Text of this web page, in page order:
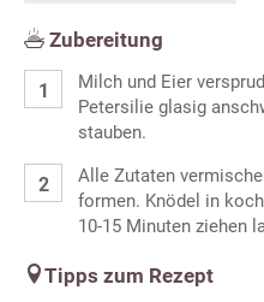
Zubereitung
Milch und Eier
Petersilie glasig
stauben.
Alle Zutaten
formen. Knödel in
10-15 Minuten ziehen
Tipps zum Rezept